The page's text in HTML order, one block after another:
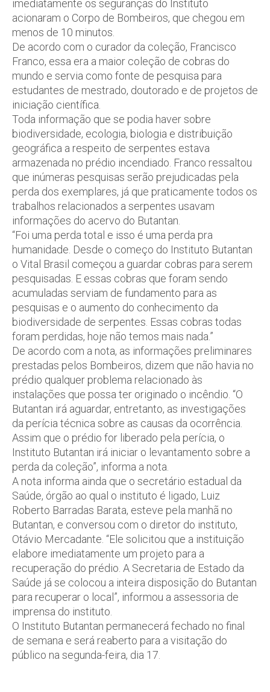
imediatamente os seguranças do Instituto
acionaram o Corpo de Bombeiros, que chegou em
menos de 10 minutos.
De acordo com o curador da coleção, Francisco
Franco, essa era a maior coleção de cobras do
mundo e servia como fonte de pesquisa para
estudantes de mestrado, doutorado e de projetos de
iniciação científica.
Toda informação que se podia haver sobre
biodiversidade, ecologia, biologia e distribuição
geográfica a respeito de serpentes estava
armazenada no prédio incendiado. Franco ressaltou
que inúmeras pesquisas serão prejudicadas pela
perda dos exemplares, já que praticamente todos os
trabalhos relacionados a serpentes usavam
informações do acervo do Butantan.
“Foi uma perda total e isso é uma perda pra
humanidade. Desde o começo do Instituto Butantan
o Vital Brasil começou a guardar cobras para serem
pesquisadas. E essas cobras que foram sendo
acumuladas serviam de fundamento para as
pesquisas e o aumento do conhecimento da
biodiversidade de serpentes. Essas cobras todas
foram perdidas, hoje não temos mais nada.”
De acordo com a nota, as informações preliminares
prestadas pelos Bombeiros, dizem que não havia no
prédio qualquer problema relacionado às
instalações que possa ter originado o incêndio. “O
Butantan irá aguardar, entretanto, as investigações
da perícia técnica sobre as causas da ocorrência.
Assim que o prédio for liberado pela perícia, o
Instituto Butantan irá iniciar o levantamento sobre a
perda da coleção”, informa a nota.
A nota informa ainda que o secretário estadual da
Saúde, órgão ao qual o instituto é ligado, Luiz
Roberto Barradas Barata, esteve pela manhã no
Butantan, e conversou com o diretor do instituto,
Otávio Mercadante. “Ele solicitou que a instituição
elabore imediatamente um projeto para a
recuperação do prédio. A Secretaria de Estado da
Saúde já se colocou a inteira disposição do Butantan
para recuperar o local”, informou a assessoria de
imprensa do instituto.
O Instituto Butantan permanecerá fechado no final
de semana e será reaberto para a visitação do
público na segunda-feira, dia 17.